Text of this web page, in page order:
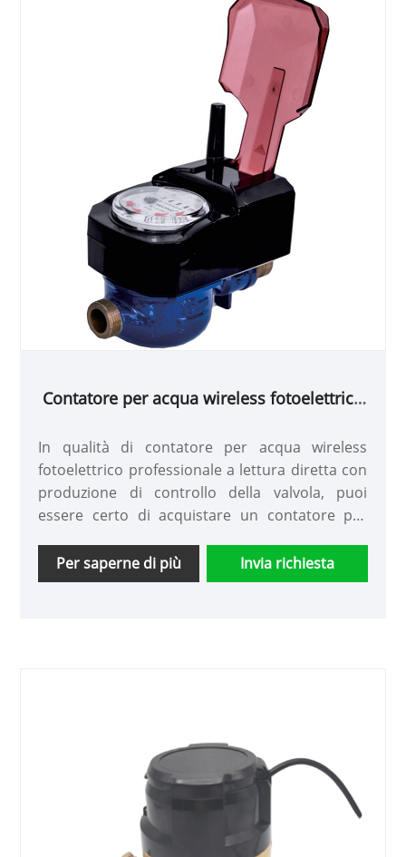
Contatore per acqua wireless fotoelettrico
In qualità di contatore per acqua wireless
fotoelettrico professionale a lettura diretta con
produzione di controllo della valvola, puoi
essere certo di acquistare un contatore per
con controllo della valvola dalla nostra fabbrica
e ti offriremo il miglior servizio post-vendita e
Per saperne di più Invia richiesta